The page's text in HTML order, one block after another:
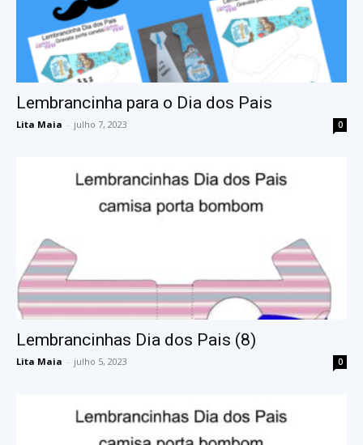
Lembrancinha para o Dia dos Pais
Lita Maia - julho 7, 2023 0
Lembrancinhas Dia dos Pais (8)
Lita Maia - julho 5, 2023 0